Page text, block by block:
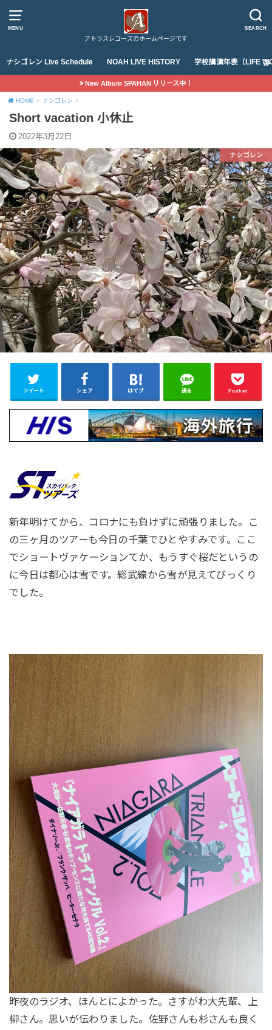
MENU SEARCH
アトラスレコーズのホームページです
ナシゴレン Live Schedule NOAH LIVE HISTORY 学校講演年表（LIFE
New Album SPAHAN リリース中！
HOME ナシゴレン
Short vacation 小休止
2022年3月22日
ナシゴレン
ツイート シェア はてブ 送る Pocket
新年明けてから、コロナにも負けずに頑張りました。こ
の三ヶ月のツアーも今日の千葉でひとやすみです。ここ
でショートヴァケーションてか、もうすぐ桜だというの
に今日は都心は雪です。総武線から雪が見えてびっくり
でした。
昨夜のラジオ、ほんとによかった。さすがわ大先輩、上
柳さん。思いが伝わりました。佐野さんも杉さんも良く